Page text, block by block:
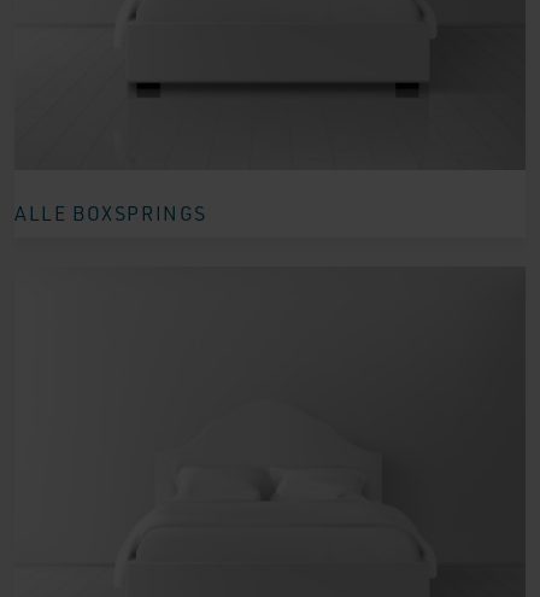
ALLE BOXSPRINGS